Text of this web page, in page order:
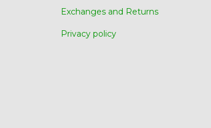
Exchanges and Returns
Privacy policy